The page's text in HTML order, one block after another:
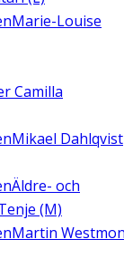
Marie-Louise
Camilla
Mikael Dahlqvist
Äldre- och
(M)
Martin